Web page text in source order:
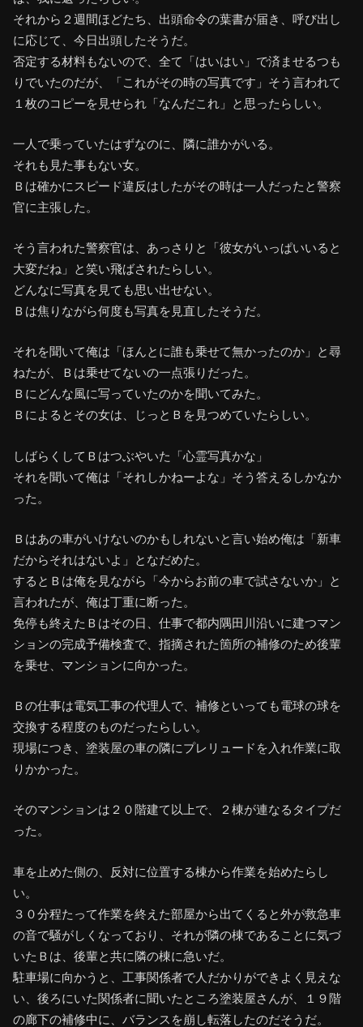
それから２週間ほどたち、出頭命令の葉書が届き、呼び出し
に応じて、今日出頭したそうだ。
否定する材料もないので、全て「はいはい」で済ませるつも
りでいたのだが、「これがその時の写真です」そう言われて
１枚のコピーを見せられ「なんだこれ」と思ったらしい。
一人で乗っていたはずなのに、隣に誰かがいる。
それも見た事もない女。
Ｂは確かにスピード違反はしたがその時は一人だったと警察
官に主張した。
そう言われた警察官は、あっさりと「彼女がいっぱいいると
大変だね」と笑い飛ばされたらしい。
どんなに写真を見ても思い出せない。
Ｂは焦りながら何度も写真を見直したそうだ。
それを聞いて俺は「ほんとに誰も乗せて無かったのか」と尋
ねたが、Ｂは乗せてないの一点張りだった。
Ｂにどんな風に写っていたのかを聞いてみた。
Ｂによるとその女は、じっとＢを見つめていたらしい。
しばらくしてＢはつぶやいた「心霊写真かな」
それを聞いて俺は「それしかねーよな」そう答えるしかなか
った。
Ｂはあの車がいけないのかもしれないと言い始め俺は「新車
だからそれはないよ」となだめた。
するとＢは俺を見ながら「今からお前の車で試さないか」と
言われたが、俺は丁重に断った。
免停も終えたＢはその日、仕事で都内隅田川沿いに建つマン
ションの完成予備検査で、指摘された箇所の補修のため後輩
を乗せ、マンションに向かった。
Ｂの仕事は電気工事の代理人で、補修といっても電球の球を
交換する程度のものだったらしい。
現場につき、塗装屋の車の隣にプレリュードを入れ作業に取
りかかった。
そのマンションは２０階建て以上で、２棟が連なるタイプだ
った。
車を止めた側の、反対に位置する棟から作業を始めたらし
い。
３０分程たって作業を終えた部屋から出てくると外が救急車
の音で騒がしくなっており、それが隣の棟であることに気づ
いたＢは、後輩と共に隣の棟に急いだ。
駐車場に向かうと、工事関係者で人だかりができよく見えな
い、後ろにいた関係者に聞いたところ塗装屋さんが、１９階
の廊下の補修中に、バランスを崩し転落したのだそうだ。